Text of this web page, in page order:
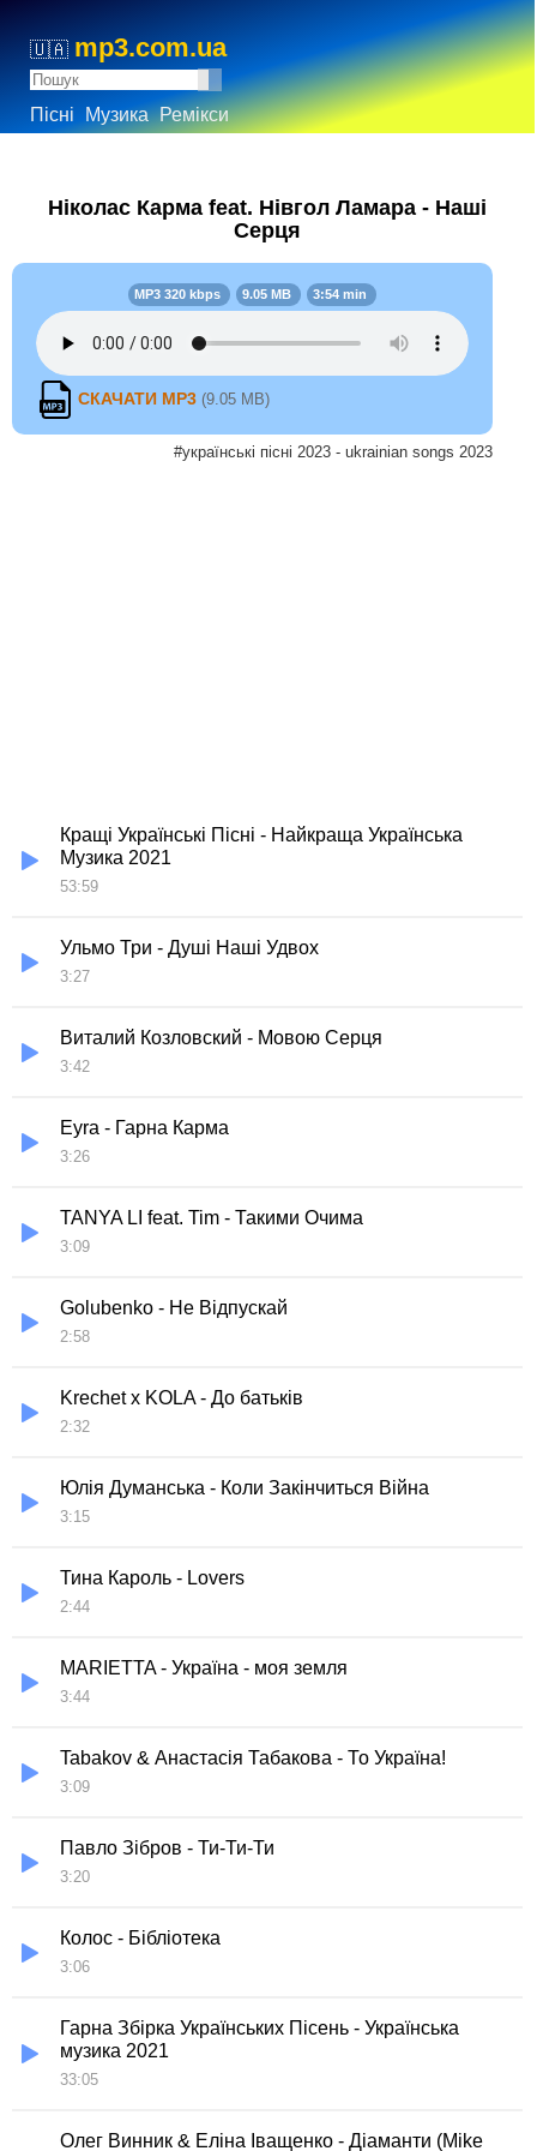
🇺🇦 mp3.com.ua
Пісні Музика Ремікси
Ніколас Карма feat. Нівгол Ламара - Наші
Серця
MP3 320 kbps 9.05 MB 3:54 min
СКАЧАТИ MP3 (9.05 MB)
#українські пісні 2023 - ukrainian songs 2023
Кращі Українські Пісні - Найкраща Українська
Музика 2021
53:59
Ульмо Три - Душі Наші Удвох
3:27
Виталий Козловский - Мовою Серця
3:42
Eyra - Гарна Карма
3:26
TANYA LI feat. Tim - Такими Очима
3:09
Golubenko - Не Відпускай
2:58
Krechet x KOLA - До батьків
2:32
Юлія Думанська - Коли Закінчиться Війна
3:15
Тина Кароль - Lovers
2:44
MARIETTA - Україна - моя земля
3:44
Tabakov & Анастасія Табакова - То Україна!
3:09
Павло Зібров - Ти-Ти-Ти
3:20
Колос - Бiблiотека
3:06
Гарна Збірка Українських Пісень - Українська
музика 2021
33:05
Олег Винник & Еліна Іващенко - Діаманти (Mike